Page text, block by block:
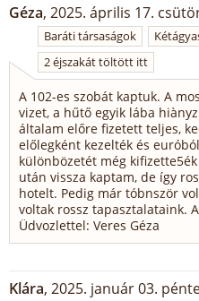
Géza, 2025. április 17.
Baráti társaságok
2 éjszakát töltött itt
A 102-es szobát kaptuk. A
vizet, a hűtő egyik lába
általam előre fizetett teljes,
előlegként kezelték és
különbözetét még
után vissza kaptam, de így
hotelt. Pedig már tóbnször
voltak rossz tapasztalataink.
Üdvozlettel: Veres Géza
Klára, 2025. január 03.